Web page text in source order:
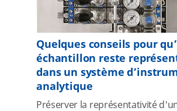
Quelques conseils pour
échantillon reste
dans un système
analytique
Préserver la représentativité